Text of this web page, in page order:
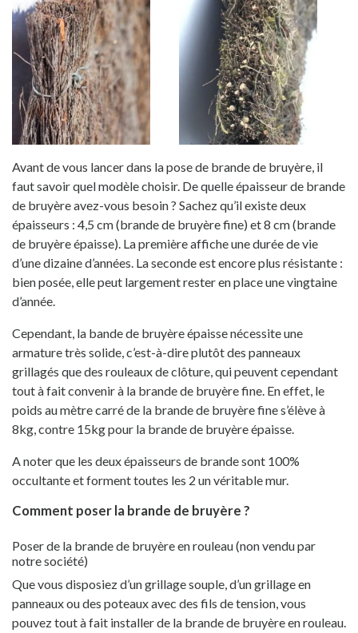
Avant de vous lancer dans la pose de brande de bruyère, il
faut savoir quel modèle choisir. De quelle épaisseur de brande
de bruyère avez-vous besoin ? Sachez qu’il existe deux
épaisseurs : 4,5 cm (brande de bruyère fine) et 8 cm (brande
de bruyère épaisse). La première affiche une durée de vie
d’une dizaine d’années. La seconde est encore plus résistante :
bien posée, elle peut largement rester en place une vingtaine
d’année.
Cependant, la bande de bruyère épaisse nécessite une
armature très solide, c’est-à-dire plutôt des panneaux
grillagés que des rouleaux de clôture, quipeuvent cependant
tout à fait convenirà la brande de bruyère fine. En effet, le
poids au mètre carré de la brande de bruyère fine s’élève à
8kg, contre 15kg pour la brande de bruyère épaisse.
A noter que les deux épaisseurs de brande sont 100%
occultante et forment toutes les 2 un véritable mur.
Comment poser la brande de bruyère ?
Poser de la brande de bruyère en rouleau (non vendu par
notre société)
Que vous disposiez d’un grillage souple, d’un grillage en
panneaux oudes poteaux avec des fils de tension, vous
pouvez tout à fait installer de la brande de bruyère en rouleau.